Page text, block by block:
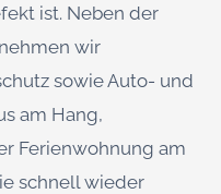
ist. Neben der
wir
sowie Auto- und
am Hang,
Ferienwohnung am
schnell wieder